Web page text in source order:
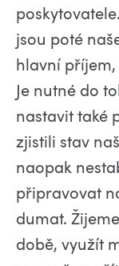
jsou poté
hlavní
Je nutné do
nastavit také
zjistili stav
naopak
připravovat
dumat.
době, využít